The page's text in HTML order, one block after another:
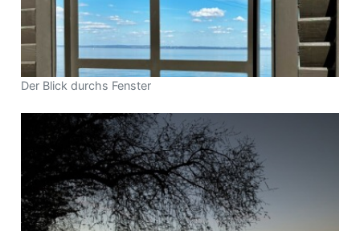
Der Blick durchs Fenster